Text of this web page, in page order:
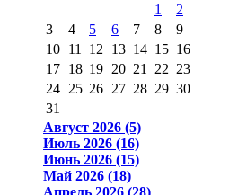
1
2
3
4 5 6 7 8
9
10 11 12 13 14 15 16
17 18 19 20 21 22 23
24 25 26 27 28 29 30
31
Август 2026 (5)
Июль 2026 (16)
Июнь 2026 (15)
Май 2026 (18)
Апрель 2026 (28)